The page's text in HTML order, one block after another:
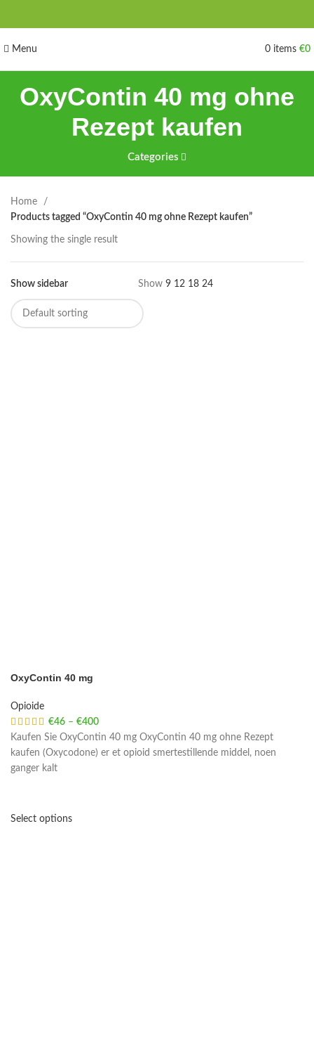
Menu 0 items €0
OxyContin 40 mg ohne
Rezept kaufen
Categories
Home
Products tagged “OxyContin 40 mg ohne Rezept kaufen”
Showing the single result
Show sidebar Show 9 12 18 24
OxyContin 40 mg
Opioide
€46 – €400
Kaufen Sie OxyContin 40 mg OxyContin 40 mg ohne Rezept
kaufen (Oxycodone) er et opioid smertestillende middel, noen
ganger kalt
Select options